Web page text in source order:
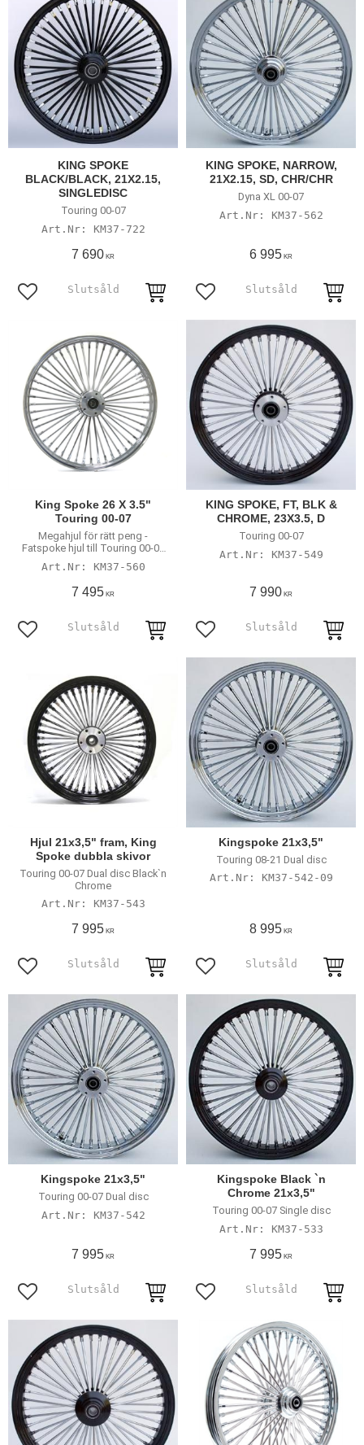
KING SPOKE
BLACK/BLACK, 21X2.15,
SINGLEDISC
Touring 00-07
KM37-722
7 690 KR
Lägg till i favoriter
KING SPOKE, NARROW,
21X2.15, SD, CHR/CHR
Dyna XL 00-07
KM37-562
6 995 KR
Lägg till i favoriter
King Spoke 26 X 3.5"
Touring 00-07
Megahjul för rätt peng -
Fatspoke hjul till Touring 00-07
dubbla skivor!
KM37-560
7 495 KR
Lägg till i favoriter
KING SPOKE, FT, BLK &
CHROME, 23X3.5, D
Touring 00-07
KM37-549
7 990 KR
Lägg till i favoriter
Hjul 21x3,5" fram, King
Spoke dubbla skivor
Touring 00-07 Dual disc Black`n
Chrome
KM37-543
7 995 KR
Lägg till i favoriter
Kingspoke 21x3,5"
Touring 08-21 Dual disc
KM37-542-09
8 995 KR
Lägg till i favoriter
Kingspoke 21x3,5"
Touring 00-07 Dual disc
KM37-542
7 995 KR
Lägg till i favoriter
Kingspoke Black `n
Chrome 21x3,5"
Touring 00-07 Single disc
KM37-533
7 995 KR
Lägg till i favoriter